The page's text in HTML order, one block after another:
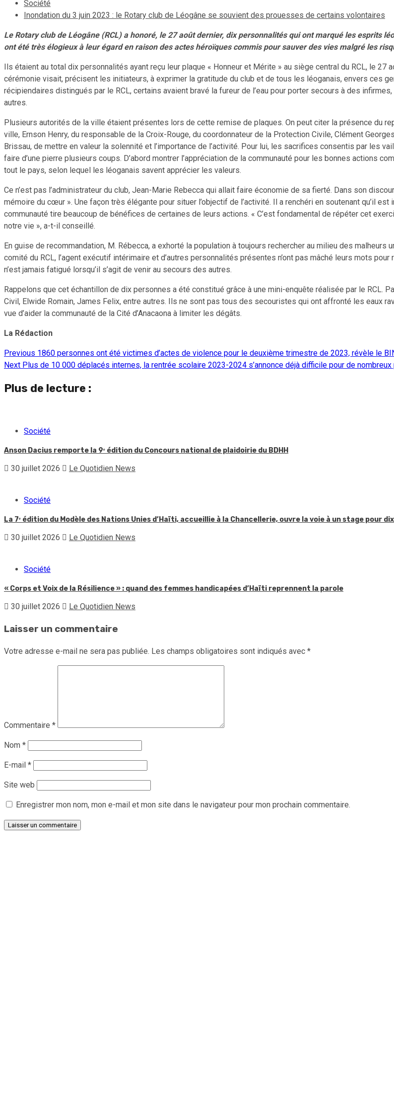
Société
Inondation du 3 juin 2023 : le Rotary club de Léogâne se souvient des prouesses de certains volontaires
Le Rotary club de Léogâne (RCL) a honoré, le 27 août dernier, dix personnalités qui ont marqué les esprits
ont été très élogieux à leur égard en raison des actes héroïques commis pour sauver des vies malgré les
Ils étaient au total dix personnalités ayant reçu leur plaque « Honneur et Mérite » au siège central du RCL, le 27
cérémonie visait, précisent les initiateurs, à exprimer la gratitude du club et de tous les léoganais, envers ces
récipiendaires distingués par le RCL, certains avaient bravé la fureur de l’eau pour porter secours à des
autres.
Plusieurs autorités de la ville étaient présentes lors de cette remise de plaques. On peut citer la présence du
ville, Ernson Henry, du responsable de la Croix-Rouge, du coordonnateur de la Protection Civile, Clément
Brissau, de mettre en valeur la solennité et l’importance de l’activité. Pour lui, les sacrifices consentis par les
faire d’une pierre plusieurs coups. D’abord montrer l’appréciation de la communauté pour les bonnes actions
tout le pays, selon lequel les léoganais savent apprécier les valeurs.
Ce n’est pas l’administrateur du club, Jean-Marie Rebecca qui allait faire économie de sa fierté. Dans son
mémoire du cœur ». Une façon très élégante pour situer l’objectif de l’activité. Il a renchéri en soutenant qu’il
communauté tire beaucoup de bénéfices de certaines de leurs actions. « C’est fondamental de répéter cet
notre vie », a-t-il conseillé.
En guise de recommandation, M. Rébecca, a exhorté la population à toujours rechercher au milieu des
comité du RCL, l’agent exécutif intérimaire et d’autres personnalités présentes n’ont pas mâché leurs mots
n’est jamais fatigué lorsqu’il s’agit de venir au secours des autres.
Rappelons que cet échantillon de dix personnes a été constitué grâce à une mini-enquête réalisée par le RCL.
Civil, Elwide Romain, James Felix, entre autres. Ils ne sont pas tous des secouristes qui ont affronté les eaux
vue d’aider la communauté de la Cité d’Anacaona à limiter les dégâts.
La Rédaction
Continue
Previous 1860 personnes ont été victimes d’actes de violence pour le deuxième trimestre de 2023, révèle le
Next Plus de 10 000 déplacés internes, la rentrée scolaire 2023-2024 s’annonce déjà difficile pour de nombreux
Plus de lecture :
Société
Anson Dacius remporte la 9ᵉ édition du Concours national de plaidoirie du BDHH
30 juillet 2026 Le Quotidien News
Société
La 7ᵉ édition du Modèle des Nations Unies d’Haïti, accueillie à la Chancellerie, ouvre la voie à un stage pour
30 juillet 2026 Le Quotidien News
Société
« Corps et Voix de la Résilience » : quand des femmes handicapées d’Haïti reprennent la parole
30 juillet 2026 Le Quotidien News
Laisser un commentaire
Votre adresse e-mail ne sera pas publiée. Les champs obligatoires sont indiqués avec *
Commentaire *
Nom *
E-mail *
Site web
Enregistrer mon nom, mon e-mail et mon site dans le navigateur pour mon prochain commentaire.